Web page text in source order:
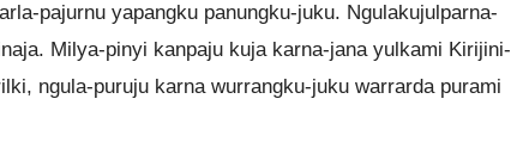
pajurnu yapangku panungku-juku. Ngulakujulparna-
Milya-pinyi kanpaju kuja karna-jana yulkami Kirijini-
ngula-puruju karna wurrangku-juku warrarda purami